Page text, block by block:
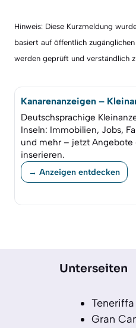
Hinweis: Diese Kurzmeldung
basiert auf öffentlich
werden geprüft und verständlich
Kanarenanzeigen –
Deutschsprachige
Inseln: Immobilien, Jobs,
und mehr – jetzt
inserieren.
→ Anzeigen entdecken
Unterseiten
Teneriffa
Gran